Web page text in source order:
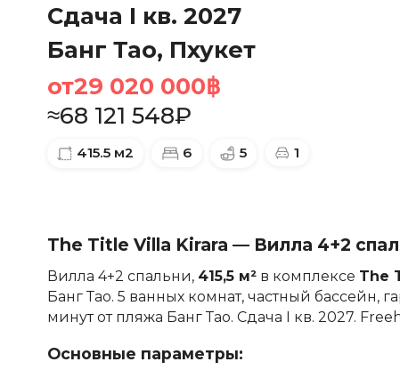
Сдача I кв. 2027
Банг Тао, Пхукет
от29 020 000฿
≈68 121 548₽
415.5м2 6 5 1
The Title Villa Kirara — Вилла 4+2
Вилла 4+2 спальни, 415,5 м²в комплексе The
Банг Тао. 5 ванных комнат, частный бассейн,
минут от пляжа Банг Тао. Сдача I кв. 2027.
Основные параметры: